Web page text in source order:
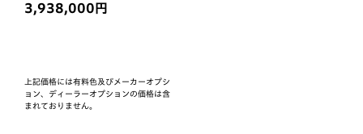
3,938,000円
上記価格には有料色及びメーカーオプシ
ョン、ディーラーオプションの価格は含
まれておりません。